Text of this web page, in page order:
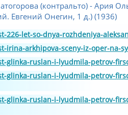
(контральто) - Ария
Евгений Онегин, 1 д.) (1936)
let-so-dnya-rozhdeniya-
arkhipova-sceny-iz-oper-na-
glinka-ruslan-i-lyudmila-petrov-
glinka-ruslan-i-lyudmila-petrov-
glinka-ruslan-i-lyudmila-petrov-